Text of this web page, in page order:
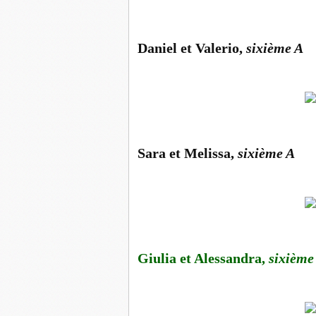
Daniel et Valerio, sixième A
Sara et Melissa, sixième A
Giulia et Alessandra,